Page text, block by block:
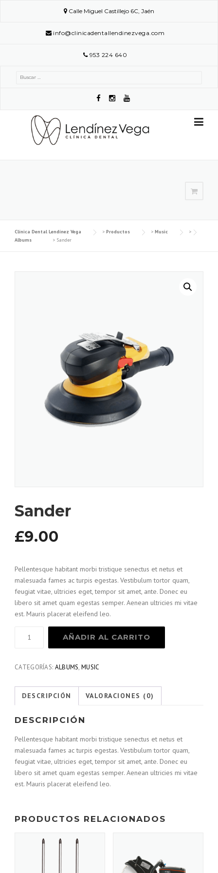
Calle Miguel Castillejo 6C, Jaén
info@clinicadentallendinezvega.com
953 224 640
Buscar:
Clínica Dental Lendínez Vega > Productos > Music
>
Albums
> Sander
Sander
£9.00
Pellentesque habitant morbi tristique senectus et netus et
malesuada fames ac turpis egestas. Vestibulum tortor quam,
feugiat vitae, ultricies eget, tempor sit amet, ante. Donec eu
libero sit amet quam egestas semper. Aenean ultricies mi vitae
est. Mauris placerat eleifend leo.
cantidad
AÑADIR AL CARRITO
CATEGORÍAS: ALBUMS,MUSIC
DESCRIPCIÓN VALORACIONES (0)
DESCRIPCIÓN
Pellentesque habitant morbi tristique senectus et netus et
malesuada fames ac turpis egestas. Vestibulum tortor quam,
feugiat vitae, ultricies eget, tempor sit amet, ante. Donec eu
libero sit amet quam egestas semper. Aenean ultricies mi vitae
est. Mauris placerat eleifend leo.
PRODUCTOS RELACIONADOS